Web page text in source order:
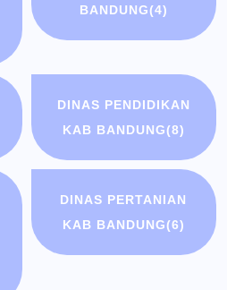
BANDUNG(4)
DINAS PENDIDIKAN
KAB BANDUNG(8)
DINAS PERTANIAN
KAB BANDUNG(6)